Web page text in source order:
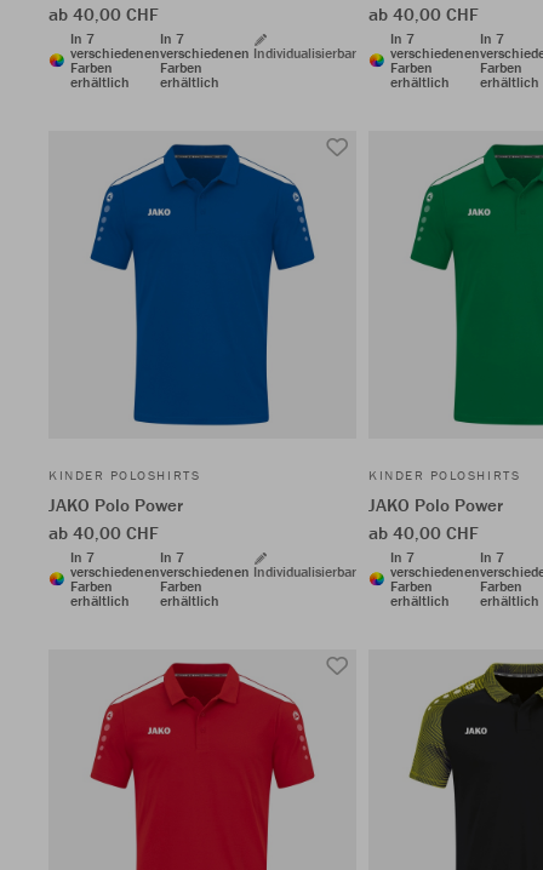
ab 40,00 CHF
In 7
verschiedenen
Farben
erhältlich
In 7
verschiedenen
Farben
erhältlich
Individualisierbar
ab 40,00 CHF
In 7
verschiedenen
Farben
erhältlich
In 7
Farben
erhältlich
KINDER POLOSHIRTS
JAKO Polo Power
ab 40,00 CHF
In 7
verschiedenen
Farben
erhältlich
In 7
verschiedenen
Farben
erhältlich
Individualisierbar
KINDER POLOSHIRTS
JAKO Polo Power
ab 40,00 CHF
In 7
verschiedenen
Farben
erhältlich
In 7
Farben
erhältlich